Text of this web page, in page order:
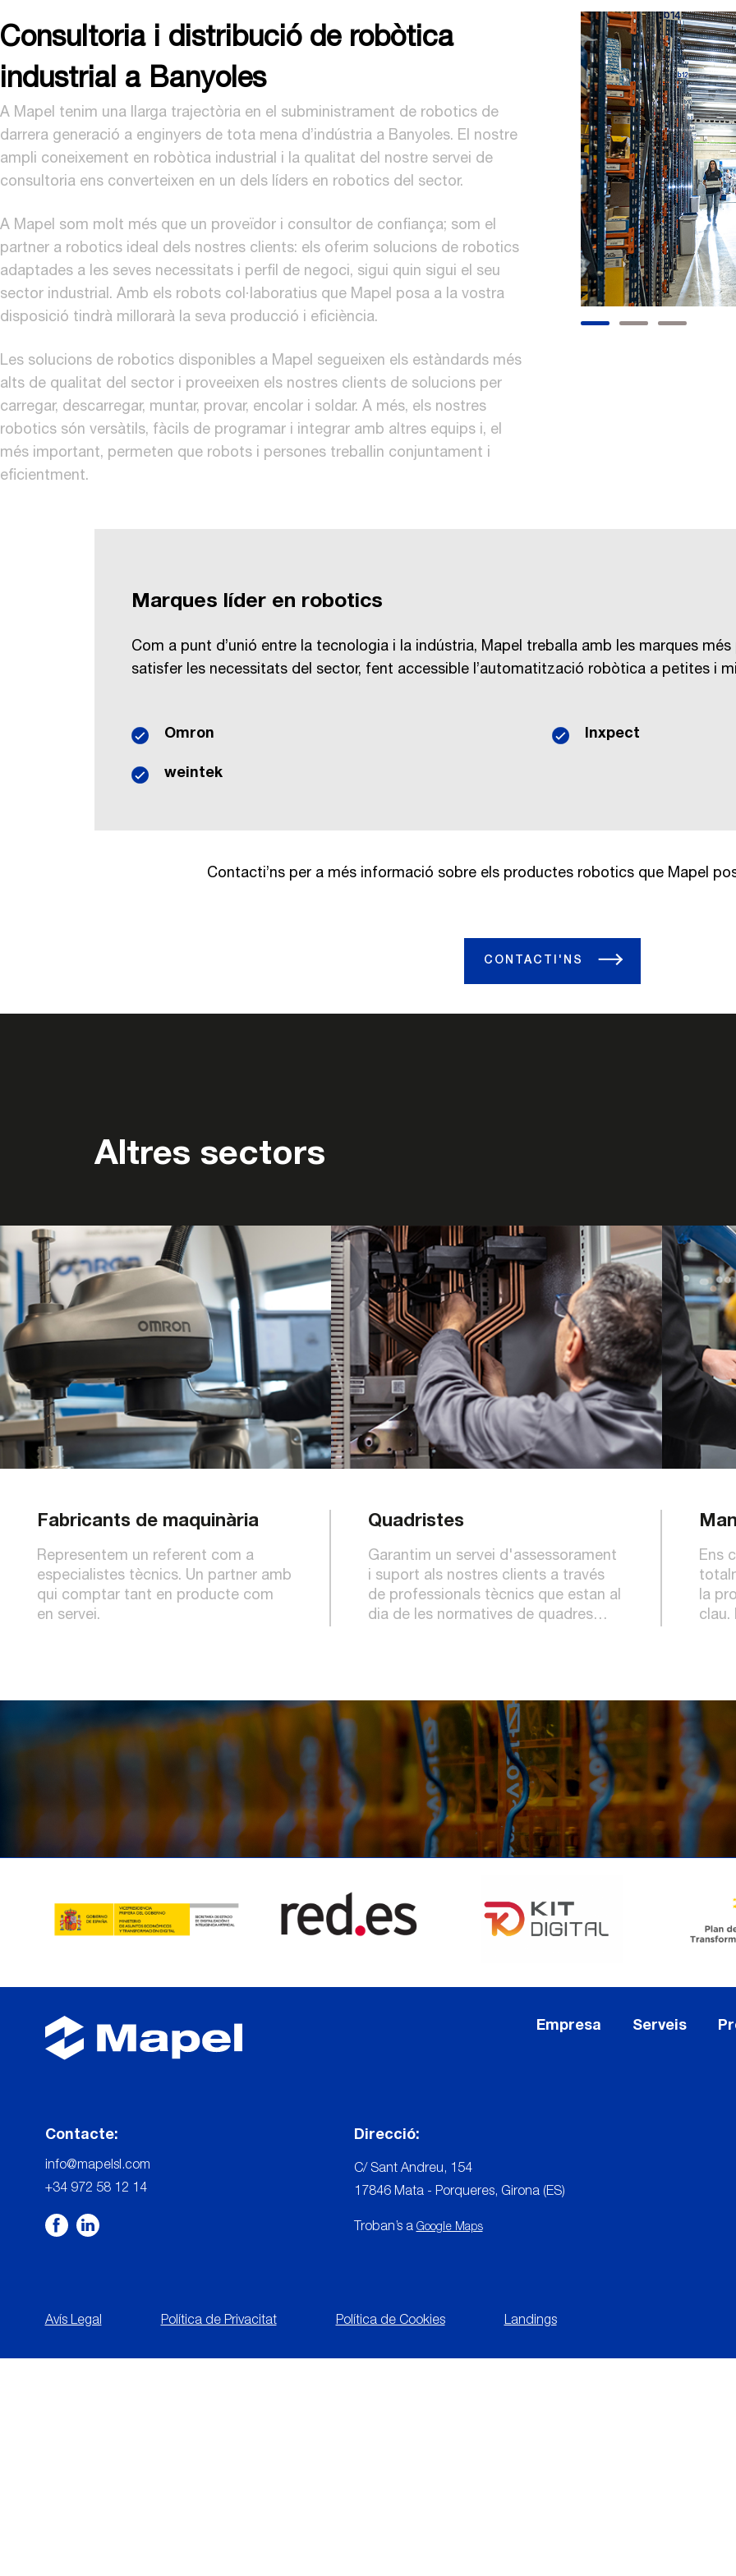
Consultoria i distribució de robòtica
industrial a Banyoles
A Mapel tenim una llarga trajectòria en el subministrament de robotics de
darrera generació a enginyers de tota mena d’indústria a Banyoles. El nostre
ampli coneixement en robòtica industrial i la qualitat del nostre servei de
consultoria ens converteixen en un dels líders en robotics del sector.
A Mapel som molt més que un proveïdor i consultor de confiança; som el
partner a robotics ideal dels nostres clients: els oferim solucions de robotics
adaptades a les seves necessitats i perfil de negoci, sigui quin sigui el seu
sector industrial. Amb els robots col·laboratius que Mapel posa a la vostra
disposició tindrà millorarà la seva producció i eficiència.
Les solucions de robotics disponibles a Mapel segueixen els estàndards més
alts de qualitat del sector i proveeixen els nostres clients de solucions per
carregar, descarregar, muntar, provar, encolar i soldar. A més, els nostres
robotics són versàtils, fàcils de programar i integrar amb altres equips i, el
més important, permeten que robots i persones treballin conjuntament i
eficientment.
Marques líder en robotics
Com a punt d’unió entre la tecnologia i la indústria, Mapel treballa amb les marques
satisfer les necessitats del sector, fent accessible l’automatització robòtica a petites i
Omron Inxpect
weintek
Contacti’ns per a més informació sobre els productes robotics que Mapel
CONTACTI'NS
Altres sectors
Fabricants de maquinària
Representem un referent com a
especialistes tècnics. Un partner amb
qui comptar tant en producte com
en servei.
Quadristes
Garantim un servei d'assessorament
i suport als nostres clients a través
de professionals tècnics que estan al
dia de les normatives de quadres
Ens
la
clau.
Empresa Serveis
Contacte:
info@mapelsl.com
+34 972 58 12 14
Direcció:
C/ Sant Andreu, 154
17846 Mata - Porqueres, Girona (ES)
Troban’s a Google Maps
Avís Legal Política de Privacitat Política de Cookies Landings